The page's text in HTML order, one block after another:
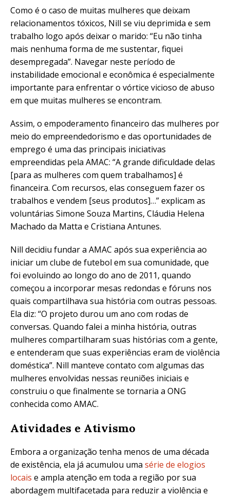
Como é o caso de muitas mulheres que deixam
relacionamentos tóxicos, Nill se viu deprimida e sem
trabalho logo após deixar o marido: “Eu não tinha
mais nenhuma forma de me sustentar, fiquei
desempregada”. Navegar neste período de
instabilidade emocional e econômica é especialmente
importante para enfrentar o vórtice vicioso de abuso
em que muitas mulheres se encontram.
Assim, o empoderamento financeiro das mulheres por
meio do empreendedorismo e das oportunidades de
emprego é uma das principais iniciativas
empreendidas pela AMAC: “A grande dificuldade delas
[para as mulheres com quem trabalhamos] é
financeira. Com recursos, elas conseguem fazer os
trabalhos e vendem [seus produtos]…” explicam as
voluntárias Simone Souza Martins, Cláudia Helena
Machado da Matta e Cristiana Antunes.
Nill decidiu fundar a AMAC após sua experiência ao
iniciar um clube de futebol em sua comunidade, que
foi evoluindo ao longo do ano de 2011, quando
começou a incorporar mesas redondas e fóruns nos
quais compartilhava sua história com outras pessoas.
Ela diz: “O projeto durou um ano com rodas de
conversas. Quando falei a minha história, outras
mulheres compartilharam suas histórias com a gente,
e entenderam que suas experiências eram de violência
doméstica”. Nill manteve contato com algumas das
mulheres envolvidas nessas reuniões iniciais e
construiu o que finalmente se tornaria a ONG
conhecida como AMAC.
Atividades e Ativismo
Embora a organização tenha menos de uma década
de existência, ela já acumulou uma série de elogios
locais e ampla atenção em toda a região por sua
abordagem multifacetada para reduzir a violência e